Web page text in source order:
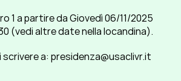
1 a partire da Giovedì 06/11/2025
(vedi altre date nella locandina).
a: presidenza@usaclivr.it